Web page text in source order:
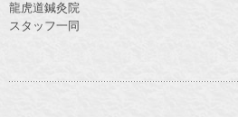
龍虎道鍼灸院
スタッフ一同